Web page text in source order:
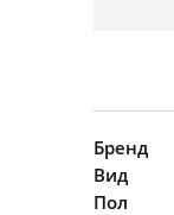
Бренд
Вид
Пол